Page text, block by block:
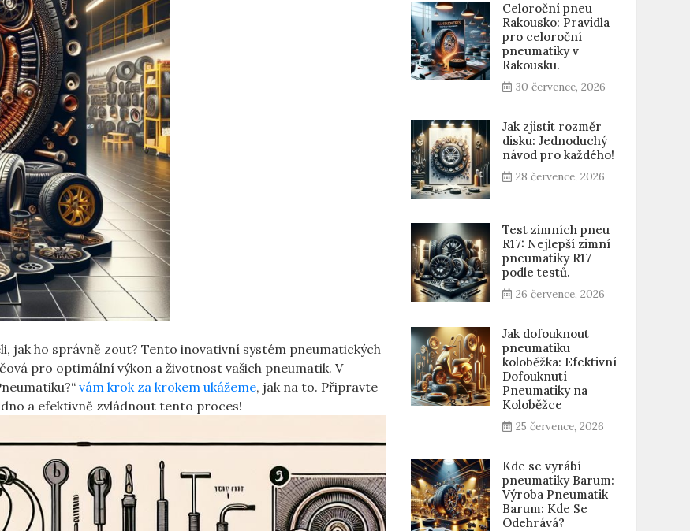
jak ho správně zout? Tento inovativní systém pneumatických
pro optimální výkon a životnost vašich pneumatik. V
vám krok za krokem ukážeme, jak na to. Připravte
a efektivně zvládnout tento proces!
Celoroční pneu
Rakousko: Pravidla
pro celoroční
pneumatiky v
Rakousku.
30 července, 2026
Jak zjistit rozměr
disku: Jednoduchý
návod pro každého!
28 července, 2026
Test zimních pneu
R17: Nejlepší zimní
pneumatiky R17
podle testů.
26 července, 2026
Jak dofouknout
pneumatiku
koloběžka: Efektivní
Dofouknutí
Pneumatiky na
Koloběžce
25 července, 2026
Kde se vyrábí
pneumatiky Barum:
Výroba Pneumatik
Barum: Kde Se
Odehrává?